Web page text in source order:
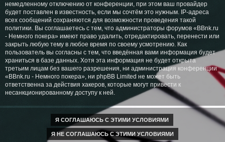
немедленному отключению от конференции, при этом ваш провайдер
будет поставлен в известность, если мы сочтём это нужным. IP-адреса
всех сообщений сохраняются для возможности проведения такой
политики. Вы соглашаетесь с тем, что администраторы форумов «BBnk.ru
- Немного покера» имеют право удалить, отредактировать, перенести или
закрыть любую тему в любое время по своему усмотрению. Как
пользователь вы согласны с тем, что введённая вами информация будет
храниться в базе данных. Хотя эта информация не будет открыта
третьим лицам без вашего разрешения, ни администрация конференции
«BBnk.ru - Немного покера», ни phpBB Limited не может быть
ответственна за действия хакеров, которые могут привести к
несанкционированному доступу к ней.